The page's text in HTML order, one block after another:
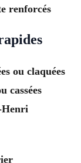
renforcés
ou claquées
cassées
Henri